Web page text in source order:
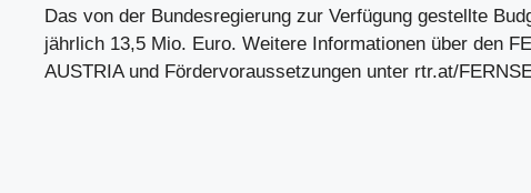
Das von der Bundesregierung zur Verfügung gestellte
jährlich 13,5 Mio. Euro. Weitere Informationen über den
AUSTRIA und Fördervoraussetzungen unter rtr.at/